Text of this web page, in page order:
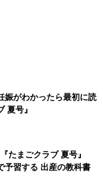
。
ードはこちら
、【たまひよアプ
異なる場合がありま
い人はこちら
娠がわかったら最初に読
夏号』
たまごクラブ 夏号』
予習する 出産の教科書